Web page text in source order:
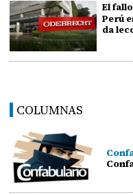
El
Perú
da
COLUMNAS